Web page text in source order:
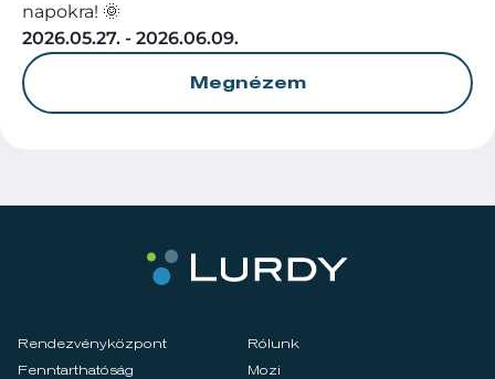
napokra! 🌞
2026.05.27. - 2026.06.09.
Megnézem
Rendezvényközpont
Rólunk
Fenntarthatóság
Mozi